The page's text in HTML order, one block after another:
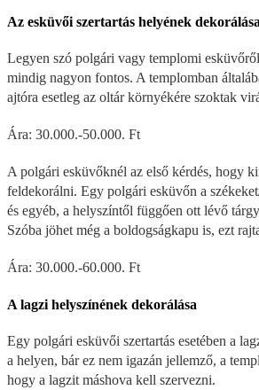
Az esküvői szertartás helyének dekorálása
Legyen szó polgári vagy templomi
mindig nagyon fontos. A templomban
ajtóra esetleg az oltár környékére szoktak
Ára: 30.000.-50.000. Ft
A polgári esküvőknél az első kérdés, hogy
feldekorálni. Egy polgári esküvőn a
és egyéb, a helyszíntől függően ott lévő
Szóba jöhet még a boldogságkapu is, ezt
Ára: 30.000.-60.000. Ft
A lagzi helyszínének dekorálása
Egy polgári esküvői szertartás esetében a
a helyen, bár ez nem igazán jellemző, a
hogy a lagzit máshova kell szervezni.